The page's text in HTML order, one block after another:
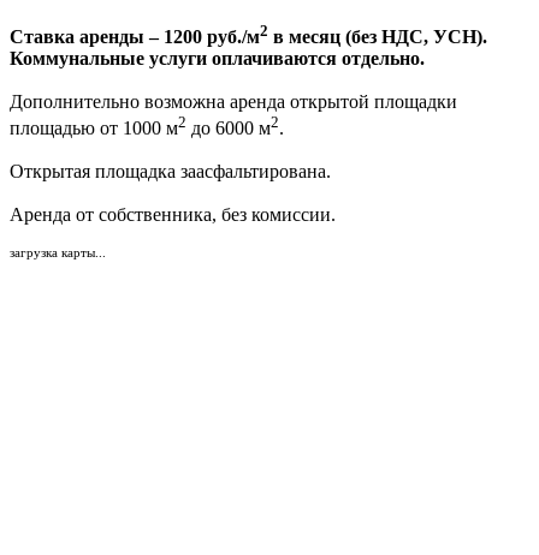
Ставка аренды – 1200 руб./м2 в месяц (без НДС, УСН).
Коммунальные услуги оплачиваются отдельно.
Дополнительно возможна аренда открытой площадки
площадью от 1000 м2 до 6000 м2.
Открытая площадка заасфальтирована.
Аренда от собственника, без комиссии.
загрузка карты...